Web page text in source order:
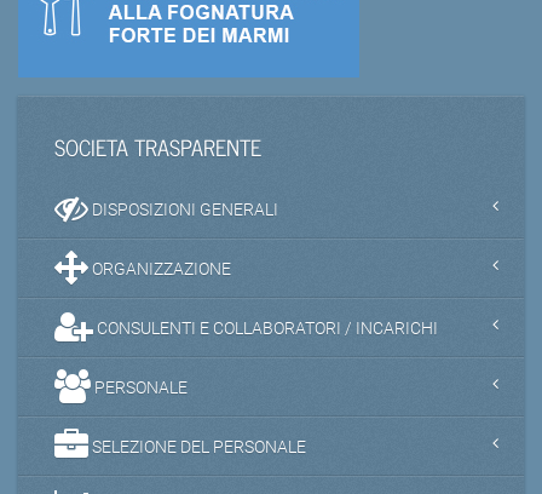
SOCIETA TRASPARENTE
DISPOSIZIONI GENERALI
ORGANIZZAZIONE
CONSULENTI E COLLABORATORI / INCARICHI
PERSONALE
SELEZIONE DEL PERSONALE